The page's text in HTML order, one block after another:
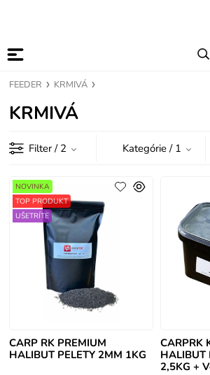
FEEDER KRMIVÁ
KRMIVÁ
Filter / 2 Kategórie / 1
CARP RK PREMIUM
HALIBUT PELETY 2MM 1KG
NOVINKA
TOP PRODUKT
UŠETRÍTE
CARPRK
HALIBUT
2,5KG +